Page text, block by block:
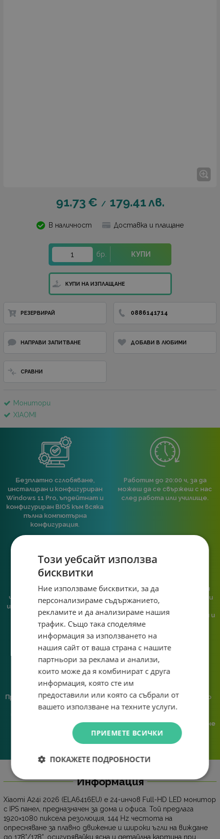
91.73 € / 179.41лв.
В наличност Доставка и плащане
бр. КУПИ
КУПИ НА ИЗПЛАЩАНЕ
РЕЗЕРВИРАЙ 0886141714
НАПРАВИ ЗАПИТВАНЕ ДОБАВИ В ЛЮБИМИ
СРАВНИ
Монитори
XIAOMI
Безплатно сглобяване,
инсталиран и конфигуриран
Windows 11 Pro, ъпдейтнат и
конфигуриран BIOS към всяка
пълна компютърна
конфигурация.
Работим до 20:00 ч, за да
можеш да се свържеш с нас
след работа или училище.
При нас говориш с реален
човек, не с чатбот, когато
имаш нужда от консултация
или справяне с проблем.
Сглобяваме, поддържаме и
обслужваме. Като магазин и
сервиз на едно място
гарантираме бърза реакция и
познаване на твоята
система.
Предлагаме различни методи
на плащане, включително
криптовалута.
Ние сме малък екип и точно
затова поемаме лична
поръчка. Ако има проблем – не
го прехвърляме, а го
решаваме.
Информация
Xiaomi A24i 2026 (ELA6416EU) е 24-инчов Full-HD LED монитор
с IPS панел, предназначен за дома и офиса. Той предлага
1920×1080 пиксела резолюция, 144 Hz честота на
опресняване за плавно движение и широки ъгли на виждане
до 178°/178°, осигурявайки ясна и детайлна картина при
Този уебсайт използва
бисквитки
Ние използваме бисквитки, за да
персонализираме съдържанието,
рекламите и да анализираме нашия
трафик. Също така споделяме
информация за използването на
нашия сайт от ваша страна с нашите
партньори за реклама и анализи,
които може да я комбинират с друга
информация, която сте им
предоставили или която са събрали от
вашето използване на техните услуги.
ПРИЕМЕТЕ ВСИЧКИ
ПОКАЖЕТЕ ПОДРОБНОСТИ